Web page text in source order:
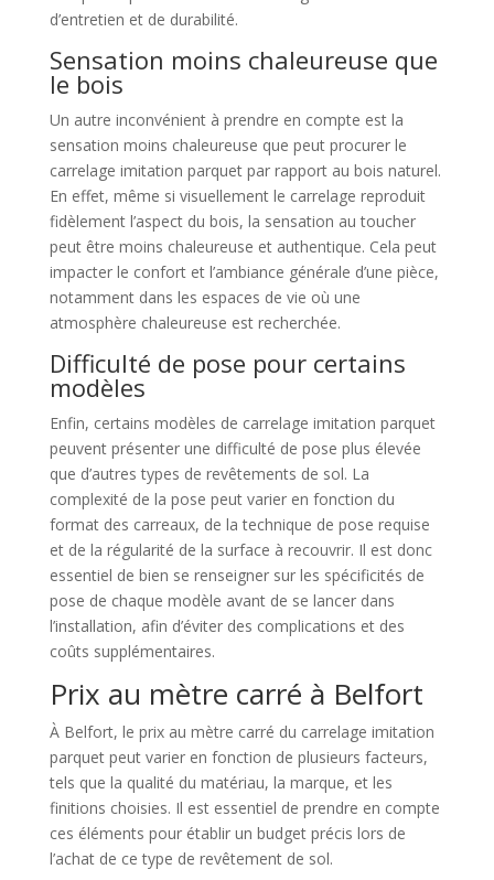
d’entretien et de durabilité.
Sensation moins chaleureuse que
le bois
Un autre inconvénient à prendre en compte est la
sensation moins chaleureuse que peut procurer le
carrelage imitation parquet par rapport au bois naturel.
En effet, même si visuellement le carrelage reproduit
fidèlement l’aspect du bois, la sensation au toucher
peut être moins chaleureuse et authentique. Cela peut
impacter le confort et l’ambiance générale d’une pièce,
notamment dans les espaces de vie où une
atmosphère chaleureuse est recherchée.
Difficulté de pose pour certains
modèles
Enfin, certains modèles de carrelage imitation parquet
peuvent présenter une difficulté de pose plus élevée
que d’autres types de revêtements de sol. La
complexité de la pose peut varier en fonction du
format des carreaux, de la technique de pose requise
et de la régularité de la surface à recouvrir. Il est donc
essentiel de bien se renseigner sur les spécificités de
pose de chaque modèle avant de se lancer dans
l’installation, afin d’éviter des complications et des
coûts supplémentaires.
Prix au mètre carré à Belfort
À Belfort, le prix au mètre carré du carrelage imitation
parquet peut varier en fonction de plusieurs facteurs,
tels que la qualité du matériau, la marque, et les
finitions choisies. Il est essentiel de prendre en compte
ces éléments pour établir un budget précis lors de
l’achat de ce type de revêtement de sol.